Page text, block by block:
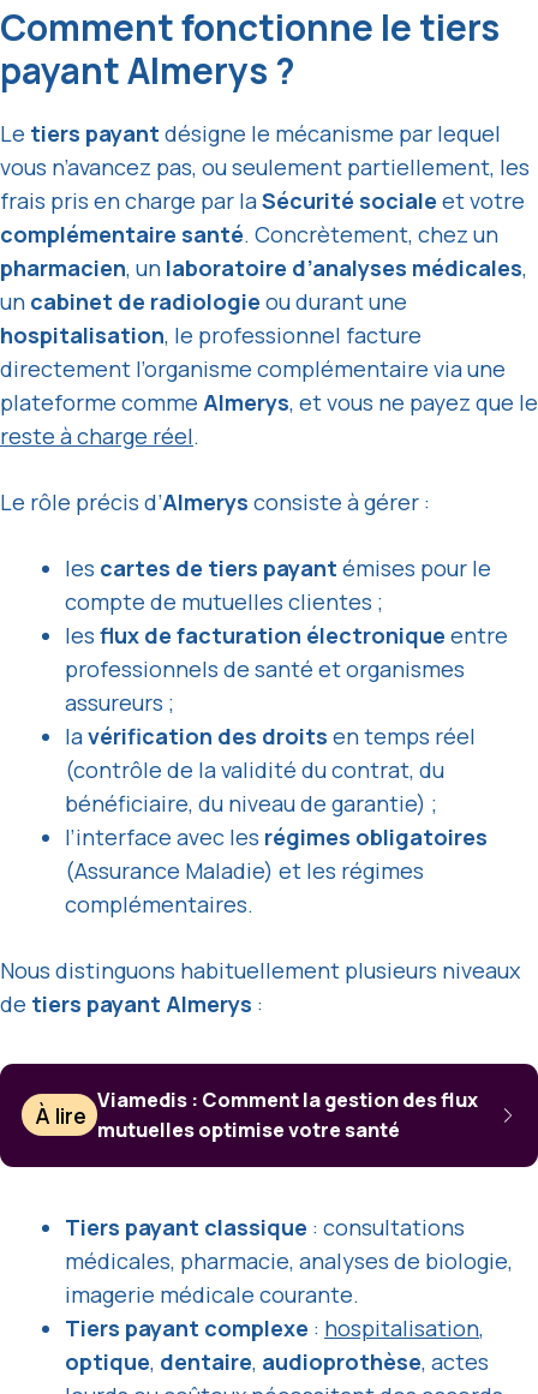
Comment fonctionne le tiers
payant Almerys ?
Le tiers payant désigne le mécanisme par lequel
vous n’avancez pas, ou seulement partiellement, les
frais pris en charge par laSécurité sociale et votre
complémentaire santé. Concrètement, chez un
pharmacien, un laboratoire d’analyses médicales,
un cabinet de radiologie ou durant une
hospitalisation, le professionnel facture
directement l’organisme complémentaire via une
plateforme comme Almerys, et vous ne payez que le
reste à charge réel.
Le rôle précis d’Almerys consiste à gérer :
les cartes de tiers payant émises pour le
compte de mutuelles clientes ;
les flux de facturation électronique entre
professionnels de santé et organismes
assureurs ;
lavérification des droits en temps réel
(contrôle de la validité du contrat, du
bénéficiaire, du niveau de garantie) ;
l’interface avec les régimes obligatoires
(Assurance Maladie) et les régimes
complémentaires.
Nous distinguons habituellement plusieurs niveaux
de tiers payant Almerys :
À lire
Viamedis : Comment la gestion des flux
mutuelles optimise votre santé
Tiers payant classique : consultations
médicales, pharmacie, analyses de biologie,
imagerie médicale courante.
Tiers payant complexe : hospitalisation,
optique, dentaire, audioprothèse, actes